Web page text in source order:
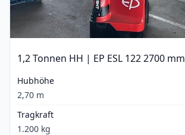
1,2 Tonnen HH | EP ESL 122 2700 mm
Hubhöhe
2,70 m
Tragkraft
1.200 kg